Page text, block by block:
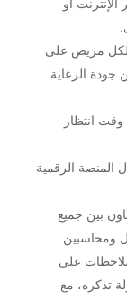
الإنترنت أو
لكل مريض على
الرعاية
وقت انتظار
المنصة الرقمية
بين جميع
ومحاسبين.
على
تذكره، مع